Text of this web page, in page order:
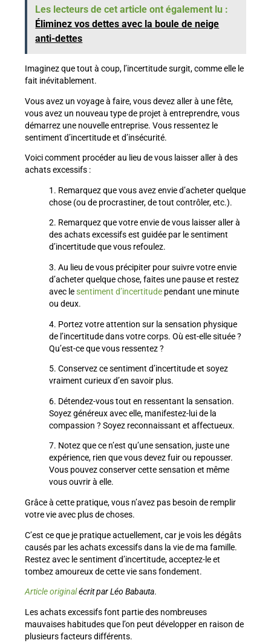
Les lecteurs de cet article ont également lu :
Éliminez vos dettes avec la boule de neige
anti-dettes
Imaginez que tout à coup, l’incertitude surgit, comme elle le
fait inévitablement.
Vous avez un voyage à faire, vous devez aller à une fête,
vous avez un nouveau type de projet à entreprendre, vous
démarrez une nouvelle entreprise. Vous ressentez le
sentiment d’incertitude et d’insécurité.
Voici comment procéder au lieu de vous laisser aller à des
achats excessifs :
1. Remarquez que vous avez envie d’acheter quelque
chose (ou de procrastiner, de tout contrôler, etc.).
2. Remarquez que votre envie de vous laisser aller à
des achats excessifs est guidée par le sentiment
d’incertitude que vous refoulez.
3. Au lieu de vous précipiter pour suivre votre envie
d’acheter quelque chose, faites une pause et restez
avec lesentiment d’incertitudependant une minute
ou deux.
4. Portez votre attention sur la sensation physique
de l’incertitude dans votre corps. Où est-elle située ?
Qu’est-ce que vous ressentez ?
5. Conservez ce sentiment d’incertitude et soyez
vraiment curieux d’en savoir plus.
6. Détendez-vous tout en ressentant la sensation.
Soyez généreux avec elle, manifestez-lui de la
compassion ? Soyez reconnaissant et affectueux.
7. Notez que ce n’est qu’une sensation, juste une
expérience, rien que vous devez fuir ou repousser.
Vous pouvez conserver cette sensation et même
vous ouvrir à elle.
Grâce à cette pratique, vous n’avez pas besoin de remplir
votre vie avec plus de choses.
C’est ce que je pratique actuellement, car je vois les dégâts
causés par les achats excessifs dans la vie de ma famille.
Restez avec le sentiment d’incertitude, acceptez-le et
tombez amoureux de cette vie sans fondement.
Article originalécrit par Léo Babauta.
Les achats excessifs font partie des nombreuses
mauvaises habitudes que l’on peut développer en raison de
plusieurs facteurs différents.